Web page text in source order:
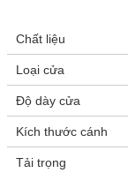
Chất liệu
Loại cửa
Độ dày cửa
Kích thước cánh
Tải trọng